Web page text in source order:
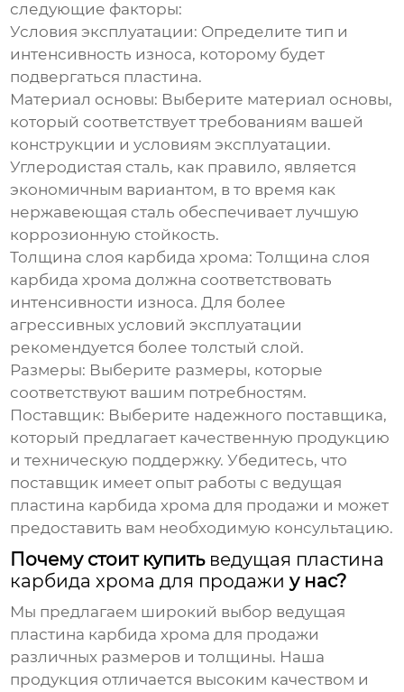
следующие факторы:
Условия эксплуатации: Определите тип и
интенсивность износа, которому будет
подвергаться пластина.
Материал основы: Выберите материал основы,
который соответствует требованиям вашей
конструкции и условиям эксплуатации.
Углеродистая сталь, как правило, является
экономичным вариантом, в то время как
нержавеющая сталь обеспечивает лучшую
коррозионную стойкость.
Толщина слоя карбида хрома: Толщина слоя
карбида хрома должна соответствовать
интенсивности износа. Для более
агрессивных условий эксплуатации
рекомендуется более толстый слой.
Размеры: Выберите размеры, которые
соответствуют вашим потребностям.
Поставщик: Выберите надежного поставщика,
который предлагает качественную продукцию
и техническую поддержку. Убедитесь, что
поставщик имеет опыт работы с ведущая
пластина карбида хрома для продажи и может
предоставить вам необходимую консультацию.
Почему стоит купить ведущая пластина
карбида хрома для продажи у нас?
Мы предлагаем широкий выбор ведущая
пластина карбида хрома для продажи
различных размеров и толщины. Наша
продукция отличается высоким качеством и